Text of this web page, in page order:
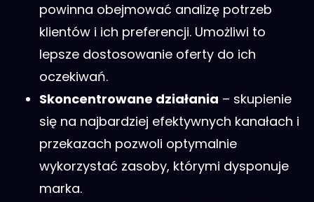
powinna obejmować analizę potrzeb
klientów i ich preferencji. Umożliwi to
lepsze dostosowanie oferty do ich
oczekiwań.
Skoncentrowane działania – skupienie
się na najbardziej efektywnych kanałach i
przekazach pozwoli optymalnie
wykorzystać zasoby, którymi dysponuje
marka.